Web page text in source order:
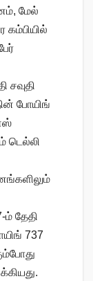
மேல்
கம்பியில்
சவுதி
போயிங்
டெல்லி
தேதி
737